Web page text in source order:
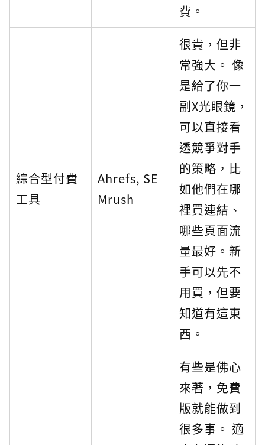
費。
綜合型付費
工具
Ahrefs, SE
Mrush
很貴，但非
常強大。 像
是給了你一
副X光眼鏡，
可以直接看
透競爭對手
的策略，比
如他們在哪
裡買連結、
哪些頁面流
量最好。新
手可以先不
用買，但要
知道有這東
西。
有些是佛心
來著，免費
版就能做到
很多事。 適